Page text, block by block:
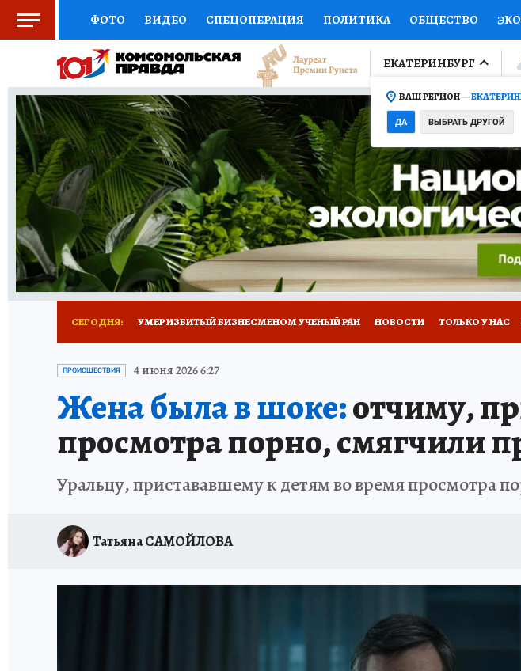
ФОТО ВИДЕО СПЕЦОПЕРАЦИЯ ПОЛИТИКА ОБЩЕСТВО
СОЦПОДДЕРЖКА НАУКА СПОРТ КОЛУМНИСТЫ
ВЫБОР ЭКСПЕРТОВ ДОКТОР ФИНАНСЫ ОТКРЫВАЕМ МИР Я
КНИЖНАЯ ПОЛКА ПРОГНОЗЫ НА СПОРТ ПРОМОКОДЫ СЕРИАЛЫ
ПРЕСС-ЦЕНТР НЕДВИЖИМОСТЬ ТЕЛЕВИЗОР КОЛЛЕКЦИИ
РАДИО КП ТЕСТЫ НОВОЕ НА САЙТЕ
ЕКАТЕРИНБУРГ
ВАШ РЕГИОН —
ДА ВЫБРАТЬ ДРУГОЙ
СЕГОДНЯ: УМЕР ИЗБИТЫЙ БИЗНЕСМЕНОМ УЧЕНЫЙ РАН НОВОСТИ ТОЛЬКО У НАС
ЗАПОВЕДНАЯ РОССИЯ
ПРОИСШЕСТВИЯ 4 июня 2026 6:27
Жена была в шоке:отчиму,
просмотра порно, смягчили
Уральцу, пристававшему к детям во время просмотра
Татьяна САМОЙЛОВА